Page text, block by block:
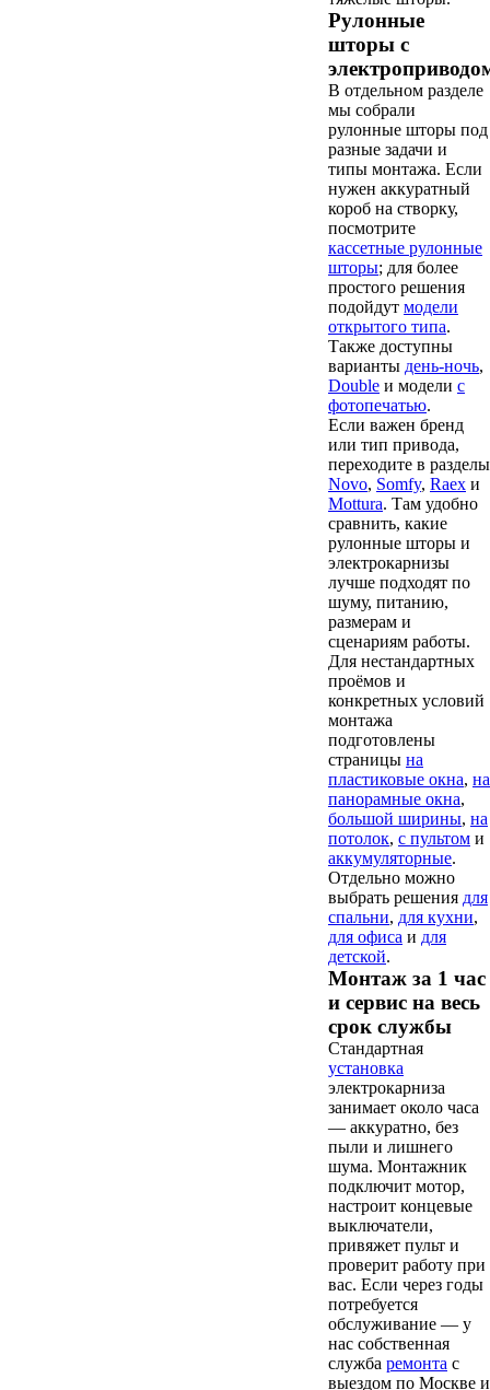
Рулонные
шторы с
В отдельном разделе
мы собрали
рулонные шторы под
разные задачи и
типы монтажа. Если
нужен аккуратный
короб на створку,
посмотрите
кассетные рулонные
шторы; для более
простого решения
подойдут модели
открытого типа.
Также доступны
варианты день-ночь,
Double и модели с
фотопечатью.
Если важен бренд
или тип привода,
переходите в разделы
Novo, Somfy, Raex и
Mottura. Там удобно
сравнить, какие
рулонные шторы и
электрокарнизы
лучше подходят по
шуму, питанию,
размерам и
сценариям работы.
Для нестандартных
проёмов и
конкретных условий
монтажа
подготовлены
страницы на
пластиковые окна, на
панорамные окна,
большой ширины, на
потолок, с пультом и
аккумуляторные.
Отдельно можно
выбрать решения для
спальни, для кухни,
для офиса и для
детской.
Монтаж за 1 час
и сервис на весь
срок службы
Стандартная
установка
электрокарниза
занимает около часа
— аккуратно, без
пыли и лишнего
шума. Монтажник
подключит мотор,
настроит концевые
выключатели,
привяжет пульт и
проверит работу при
вас. Если через годы
потребуется
обслуживание — у
нас собственная
служба ремонта с
выездом по Москве и